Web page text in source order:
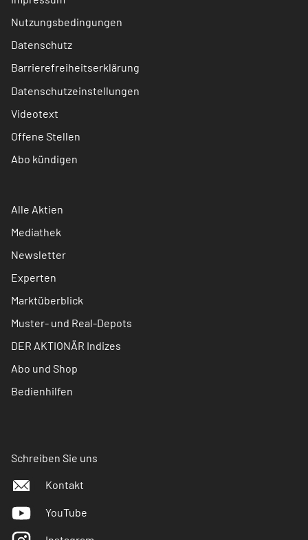
Nutzungsbedingungen
Datenschutz
Barrierefreiheitserklärung
Datenschutzeinstellungen
Videotext
Offene Stellen
Abo kündigen
Alle Aktien
Mediathek
Newsletter
Experten
Marktüberblick
Muster- und Real-Depots
DER AKTIONÄR Indizes
Abo und Shop
Bedienhilfen
Schreiben Sie uns
Kontakt
YouTube